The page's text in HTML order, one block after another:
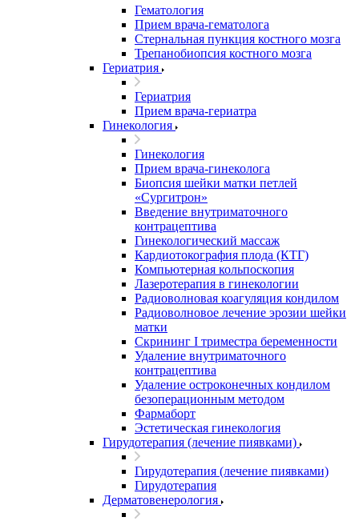
Гематология
Прием врача-гематолога
Стернальная пункция костного мозга
Трепанобиопсия костного мозга
Гериатрия
Гериатрия
Прием врача-гериатра
Гинекология
Гинекология
Прием врача-гинеколога
Биопсия шейки матки петлей
«Сургитрон»
Введение внутриматочного
контрацептива
Гинекологический массаж
Кардиотокография плода (КТГ)
Компьютерная кольпоскопия
Лазеротерапия в гинекологии
Радиоволновая коагуляция кондилом
Радиоволновое лечение эрозии шейки
матки
Скрининг I триместра беременности
Удаление внутриматочного
контрацептива
Удаление остроконечных кондилом
безоперационным методом
Фармаборт
Эстетическая гинекология
Гирудотерапия (лечение пиявками)
Гирудотерапия (лечение пиявками)
Гирудотерапия
Дерматовенерология